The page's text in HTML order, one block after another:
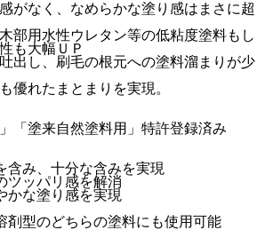
がなく、なめらかな塗り感はまさに超
部用水性ウレタン等の低粘度塗料もし
も大幅ＵＰ
出し、刷毛の根元への塗料溜まりが少
優れたまとまりを実現。
「塗来自然塗料用」特許登録済み
含み、十分な含みを実現
ツッパリ感を解消
かな塗り感を実現
剤型のどちらの塗料にも使用可能